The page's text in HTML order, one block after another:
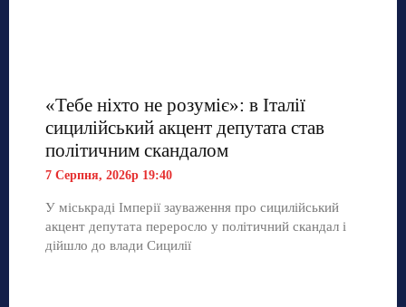
«Тебе ніхто не розуміє»: в Італії
сицилійський акцент депутата став
політичним скандалом
7 Серпня, 2026р 19:40
У міськраді Імперії зауваження про сицилійський
акцент депутата переросло у політичний скандал і
дійшло до влади Сицилії